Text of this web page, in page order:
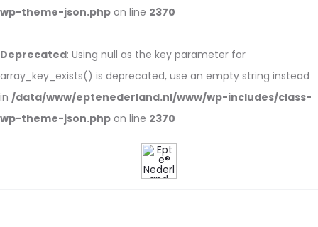
wp-theme-json.php on line 2370
Deprecated: Using null as the key parameter for
array_key_exists() is deprecated, use an empty string instead
in /data/www/eptenederland.nl/www/wp-includes/class-
wp-theme-json.php on line 2370